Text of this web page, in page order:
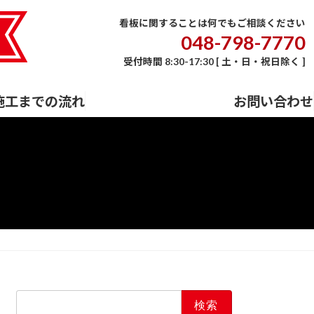
看板に関することは何でもご相談ください
048-798-7770
受付時間 8:30-17:30 [ 土・日・祝日除く ]
工までの流れ お問い合わせ
会社概要 施工までの流れ お問い合わせ